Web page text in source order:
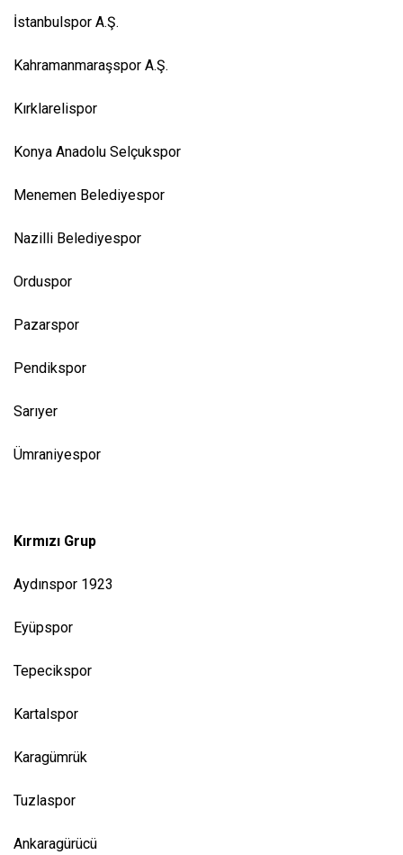
İstanbulspor A.Ş.
Kahramanmaraşspor A.Ş.
Kırklarelispor
Konya Anadolu Selçukspor
Menemen Belediyespor
Nazilli Belediyespor
Orduspor
Pazarspor
Pendikspor
Sarıyer
Ümraniyespor
Kırmızı Grup
Aydınspor 1923
Eyüpspor
Tepecikspor
Kartalspor
Karagümrük
Tuzlaspor
Ankaragürücü